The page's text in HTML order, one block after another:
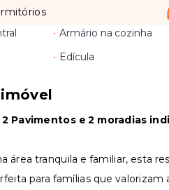
• Armário na cozinha
• Edícula
2 Pavimentos e 2 moradias
área tranquila e familiar, esta
para famílias que